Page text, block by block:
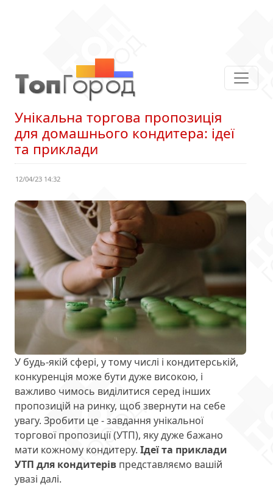
Унікальна торгова пропозиція
для домашнього кондитера: ідеї
та приклади
12/04/23 14:32
У будь-якій сфері, у тому числі і кондитерській,
конкуренція може бути дуже високою, і
важливо чимось виділитися серед інших
пропозицій на ринку, щоб звернути на себе
увагу. Зробити це - завдання унікальної
торгової пропозиції (УТП), яку дуже бажано
мати кожному кондитеру. Ідеї та приклади
УТП для кондитерів представляємо вашій
увазі далі.